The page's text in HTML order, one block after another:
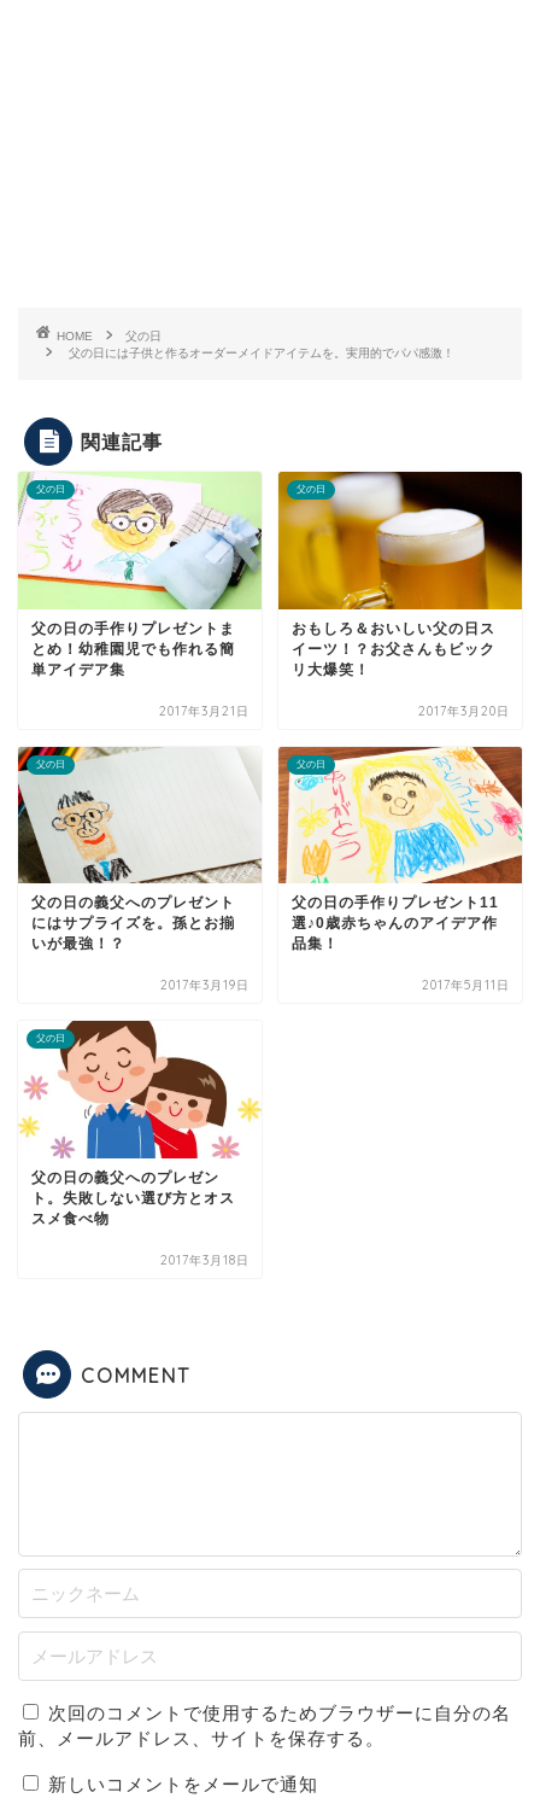
HOME
父の日
父の日には子供と作るオーダーメイドアイテムを。実用的でパパ感激！
関連記事
父の日
父の日の手作りプレゼントま
とめ！幼稚園児でも作れる簡
単アイデア集
2017年3月21日
父の日
おもしろ＆おいしい父の日ス
イーツ！？お父さんもビック
リ大爆笑！
2017年3月20日
父の日
父の日の義父へのプレゼント
にはサプライズを。孫とお揃
いが最強！？
2017年3月19日
父の日
父の日の手作りプレゼント11
選♪0歳赤ちゃんのアイデア作
品集！
2017年5月11日
父の日
父の日の義父へのプレゼン
ト。失敗しない選び方とオス
スメ食べ物
2017年3月18日
COMMENT
次回のコメントで使用するためブラウザーに自分の名
前、メールアドレス、サイトを保存する。
新しいコメントをメールで通知